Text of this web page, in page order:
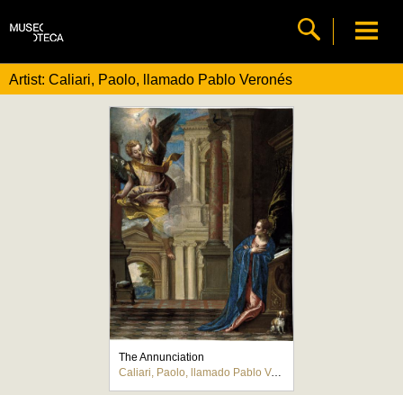
Artist: Caliari, Paolo, llamado Pablo Veronés
The Annunciation
Caliari, Paolo, llamado Pablo Veronés